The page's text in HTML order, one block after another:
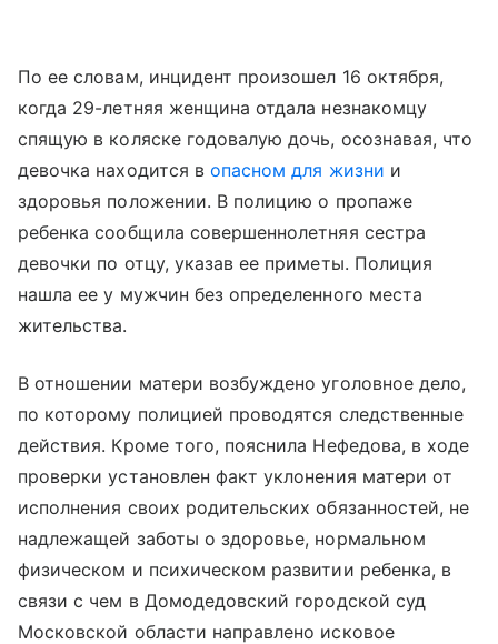
По ее словам, инцидент произошел 16 октября,
когда 29-летняя женщина отдала незнакомцу
спящую в коляске годовалую дочь, осознавая, что
девочка находится в опасном для жизни и
здоровья положении. В полицию о пропаже
ребенка сообщила совершеннолетняя сестра
девочки по отцу, указав ее приметы. Полиция
нашла ее у мужчин без определенного места
жительства.
В отношении матери возбуждено уголовное дело,
по которому полицией проводятся следственные
действия. Кроме того, пояснила Нефедова, в ходе
проверки установлен факт уклонения матери от
исполнения своих родительских обязанностей, не
надлежащей заботы о здоровье, нормальном
физическом и психическом развитии ребенка, в
связи с чем в Домодедовский городской суд
Московской области направлено исковое